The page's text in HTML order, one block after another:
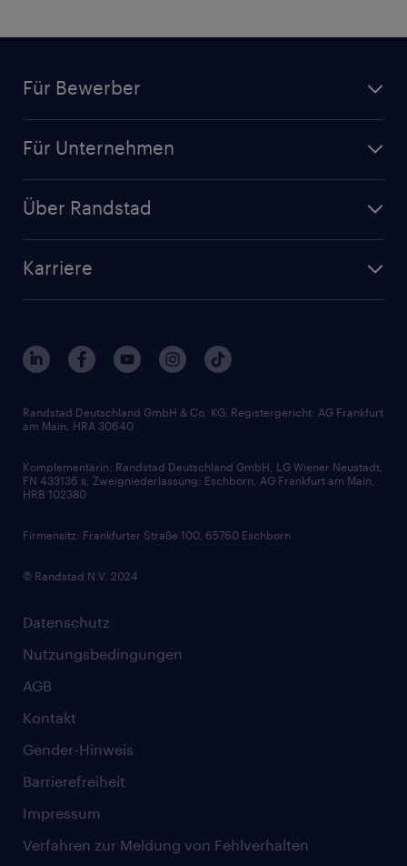
Für Bewerber
Initiativbewerbung
Randstad Akademie
Für Unternehmen
Branchen
Über Randstad
Interne Karriere
FAQ - Bewerber / Kunden
Zertifikate und Auszeichnungen
Karriere
Berufsprofile
Gehaltsthemen
Bewerbungsratgeber
Soft Skills
Skills
Datenschutz
Nutzungsbedingungen
AGB
Kontakt
Gender-Hinweis
Barrierefreiheit
Impressum
Verfahren zur Meldung von Fehlverhalten
Randstad Deutschland GmbH & Co. KG, Registergericht: AG Frankfurt
am Main, HRA 30640
Komplementärin: Randstad Deutschland GmbH, LG Wiener Neustadt,
FN 433136 s, Zweigniederlassung: Eschborn, AG Frankfurt am Main,
HRB 102380
Firmensitz: Frankfurter Straße 100, 65760 Eschborn
© Randstad N.V. 2024